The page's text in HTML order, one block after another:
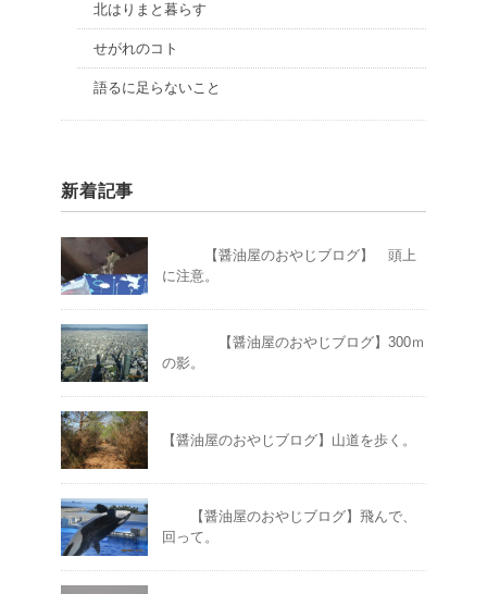
北はりまと暮らす
せがれのコト
語るに足らないこと
新着記事
【醤油屋のおやじブログ】 頭上
に注意。
【醤油屋のおやじブログ】300ｍ
の影。
【醤油屋のおやじブログ】山道を歩く。
【醤油屋のおやじブログ】飛んで、
回って。